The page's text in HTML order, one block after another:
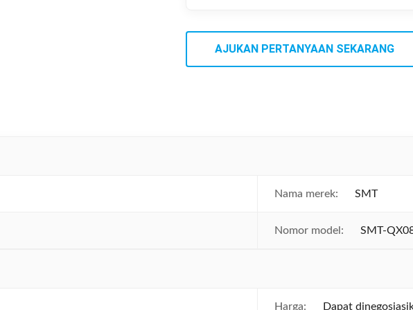
AJUKAN PERTANYAAN SEKARANG
Nama merek: SMT
Nomor model: SMT-
Harga: Dapat